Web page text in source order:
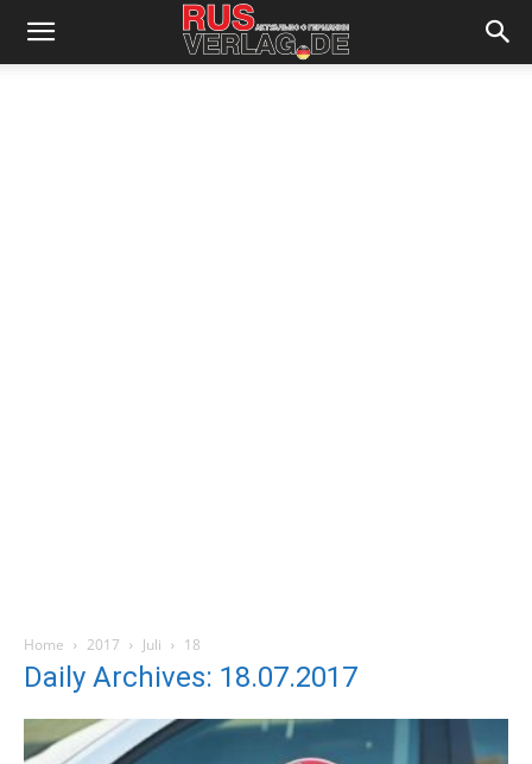
Home 2017 Juli 18
Daily Archives: 18.07.2017